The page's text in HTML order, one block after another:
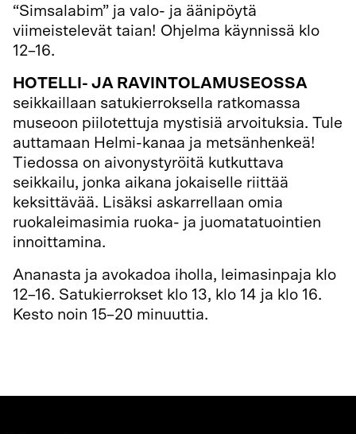
“Simsalabim” ja valo- ja äänipöytä
viimeistelevät taian! Ohjelma käynnissä klo
12–16.
HOTELLI- JA RAVINTOLAMUSEOSSA
seikkaillaan satukierroksella ratkomassa
museoon piilotettuja mystisiä arvoituksia. Tule
auttamaan Helmi-kanaa ja metsänhenkeä!
Tiedossa on aivonystyröitä kutkuttava
seikkailu, jonka aikana jokaiselle riittää
keksittävää. Lisäksi askarrellaan omia
ruokaleimasimia ruoka- ja juomatatuointien
innoittamina.
Ananasta ja avokadoa iholla, leimasinpaja klo
12–16. Satukierrokset klo 13, klo 14 ja klo 16.
Kesto noin 15–20 minuuttia.